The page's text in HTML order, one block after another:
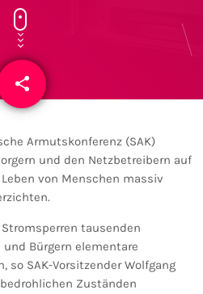
share
email
Armutskonferenz (SAK)
und den Netzbetreibern auf
von Menschen massiv
tausenden
Bürgern elementare
so SAK-Vorsitzender Wolfgang
Zuständen